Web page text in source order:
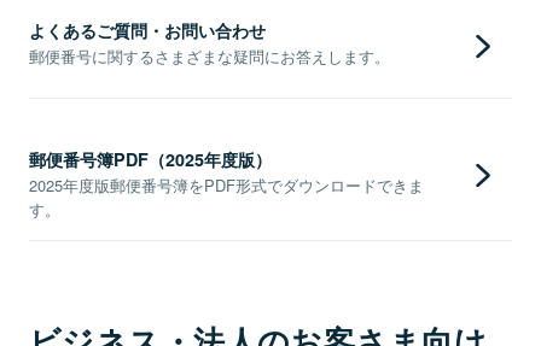
よくあるご質問・お問い合わせ
郵便番号に関するさまざまな疑問にお答えします。
郵便番号簿PDF（2025年度版）
2025年度版郵便番号簿をPDF形式でダウンロードできま
す。